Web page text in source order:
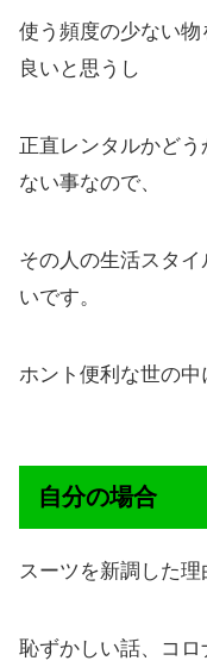
使う頻度の少ない
良いと思うし
正直レンタルかど
ない事なので、
その人の生活スタ
いです。
ホント便利な世の
自分の場合
スーツを新調した
恥ずかしい話、コ